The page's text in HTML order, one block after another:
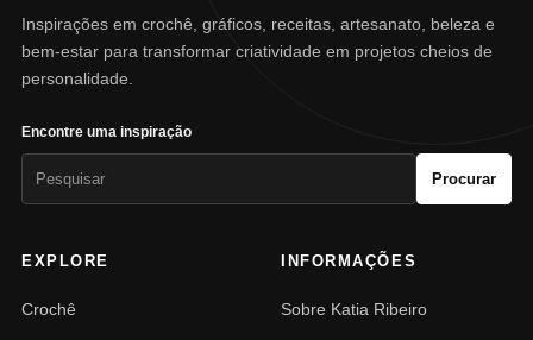
Inspirações em crochê, gráficos, receitas, artesanato, beleza e
bem-estar para transformar criatividade em projetos cheios de
personalidade.
Encontre uma inspiração
Procurar
EXPLORE
Crochê
INFORMAÇÕES
Sobre Katia Ribeiro